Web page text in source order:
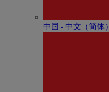
中国 - 中⽂（简体）